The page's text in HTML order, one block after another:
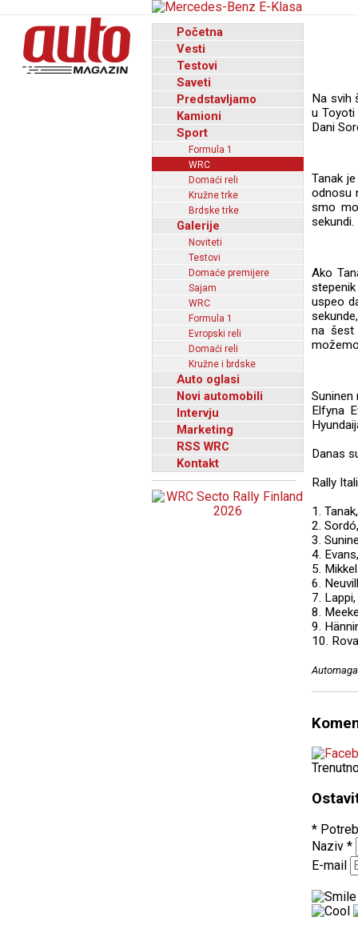
Početna
Vesti
Testovi
Saveti
Predstavljamo
Kamioni
Sport
Formula 1
WRC
Domaći reli
Kružne trke
Brdske trke
Galerije
Noviteti
Testovi
Domaće premijere
Sajam
WRC
Formula 1
Evropski reli
Domaći reli
Kružne i brdske
Auto oglasi
Novi automobili
Intervju
Marketing
RSS WRC
Kontakt
Na svih
u Toyoti
Dani
Tanak
odnosu
smo
sekundi.
Ako
uspeo
na šest
Elfyna
Danas
Rally
1.
2.
3.
4.
5.
6.
7.
8.
9.
10.
*
Naziv *
E-mail